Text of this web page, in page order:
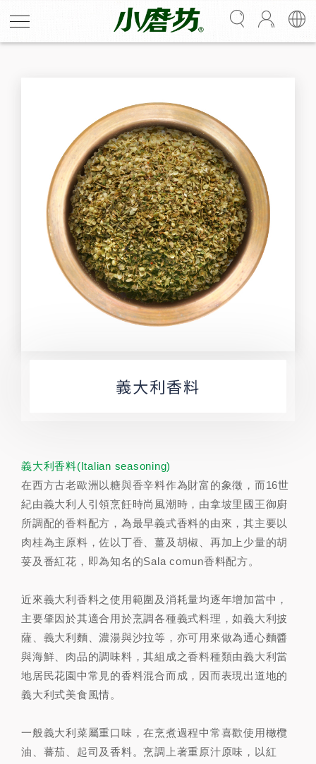
義大利香料
義大利香料(Italian seasoning)
在西方古老歐洲以糖與香辛料作為財富的象徵，而16世
紀由義大利人引領烹飪時尚風潮時，由拿坡里國王御廚
所調配的香料配方，為最早義式香料的由來，其主要以
肉桂為主原料，佐以丁香、薑及胡椒、再加上少量的胡
荽及番紅花，即為知名的Sala comun香料配方。
近來義大利香料之使用範圍及消耗量均逐年增加當中，
主要肇因於其適合用於烹調各種義式料理，如義大利披
薩、義大利麵、濃湯與沙拉等，亦可用來做為通心麵醬
與海鮮、肉品的調味料，其組成之香料種類由義大利當
地居民花園中常見的香料混合而成，因而表現出道地的
義大利式美食風情。
一般義大利菜屬重口味，在烹煮過程中常喜歡使用橄欖
油、蕃茄、起司及香料。烹調上著重原汁原味，以紅